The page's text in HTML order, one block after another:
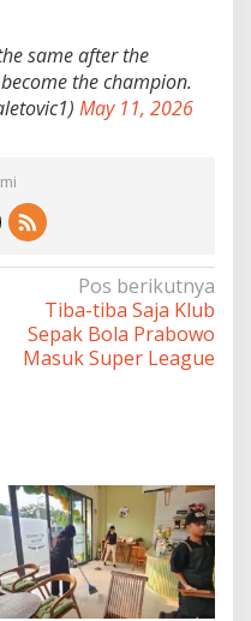
same after the
the champion.
May 11, 2026
Pos berikutnya
Tiba-tiba Saja Klub
Sepak Bola Prabowo
Masuk Super League